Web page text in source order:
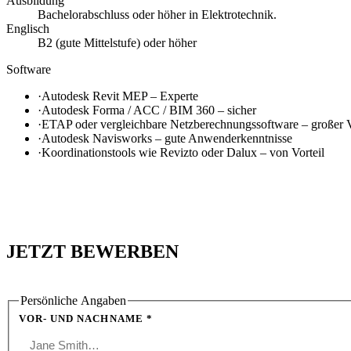
Bachelorabschluss oder höher in Elektrotechnik.
Englisch
B2 (gute Mittelstufe) oder höher
Software
·Autodesk Revit MEP – Experte
·Autodesk Forma / ACC / BIM 360 – sicher
·ETAP oder vergleichbare Netzberechnungssoftware – großer
·Autodesk Navisworks – gute Anwenderkenntnisse
·Koordinationstools wie Revizto oder Dalux – von Vorteil
JETZT BEWERBEN
Persönliche Angaben
VOR- UND NACHNAME *